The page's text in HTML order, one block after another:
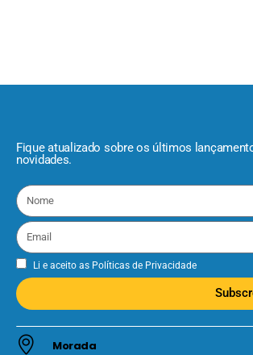
Fique atualizado sobre os últimos
novidades.
Li e aceito as Políticas de Privacidade
Morada